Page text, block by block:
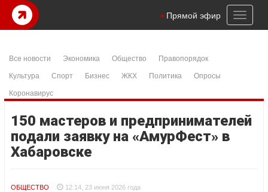
Toggle
Прямой эфир
Все новости Экономика Общество
Правопорядок
Культура
Спорт Бизнес ЖКХ Политика
Опросы
Коронавирус
150 мастеров и предпринимателей
подали заявку на «АмурФест» в
Хабаровске
ОБЩЕСТВО 12:14, 23 июня 2026 года